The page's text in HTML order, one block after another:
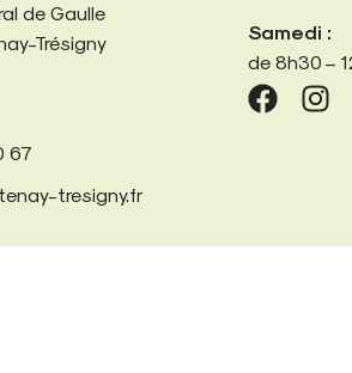
de Gaulle
Trésigny
67
tresigny.fr
Samedi :
de 8h30 –